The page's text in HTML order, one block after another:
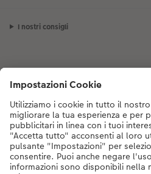
I nostri consigli
Se hai domande sui prodotti o
lunedì alla domenica dalle 9:00 alle
numero di telefono044 499 10 35 dal
20:00 (festività